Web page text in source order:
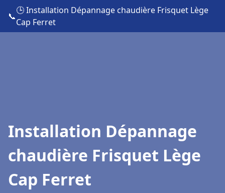
📞
🕒 Installation Dépannage chaudière Frisquet Lège
Cap Ferret
Installation Dépannage
chaudière Frisquet Lège
Cap Ferret